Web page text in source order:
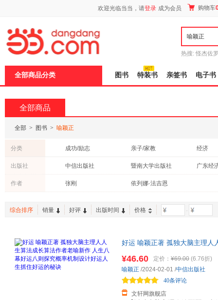
欢迎光临当当，请登录 成为会员 购物车
热搜: 怪杰佐
全部商品分类 图书 特装书 亲签书 电子书
全部商品
全部 > 图书 > 喻颖正
分类 成功/励志 亲子/家教
经济
中小学用书
管理
青春文
教材
出版社 中信出版社 暨南大学出版社 广东经
作者 张刚 依列娜·法吉恩
综合排序 销量 好评 出版时间 价格 -
好运 喻颖正著 孤独大脑主理人
发货，85%城市次日达，团购
¥46.60 定价： ¥69.00 (6.76折)
文轩网旗舰店
40条评论
喻颖正 /2024-02-01 /中信出版社
页
加